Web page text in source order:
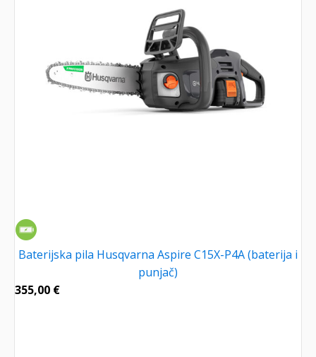
Baterijska pila Husqvarna Aspire C15X-P4A (baterija i
punjač)
355,00 €